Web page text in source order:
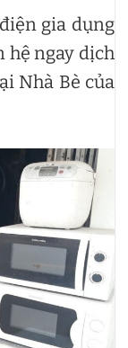
gia dụng
hệ ngay dịch
Nhà Bè của